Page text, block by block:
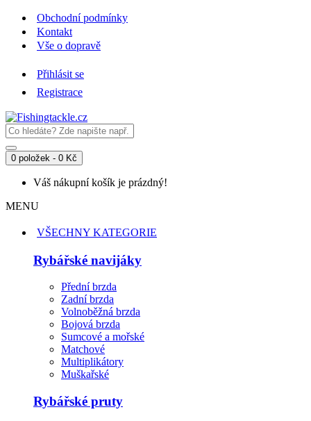
Obchodní podmínky
Kontakt
Vše o dopravě
Přihlásit se
Registrace
0 položek - 0 Kč
Váš nákupní košík je prázdný!
MENU
VŠECHNY KATEGORIE
Rybářské navijáky
Přední brzda
Zadní brzda
Volnoběžná brzda
Bojová brzda
Sumcové a mořské
Matchové
Multiplikátory
Muškařské
Rybářské pruty